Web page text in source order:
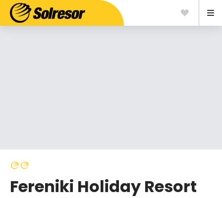
Fereniki Holiday Resort